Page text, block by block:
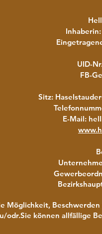
UID-
FB-
Sitz:
E-Mail:
Möglichkeit,
odr.Sie können allfällige